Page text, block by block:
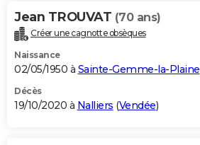
Jean TROUVAT (70 ans)
Créer une cagnotte obsèques
Naissance
02/05/1950 à Sainte-Gemme-la-Plaine
Décès
19/10/2020 à Nalliers (Vendée)